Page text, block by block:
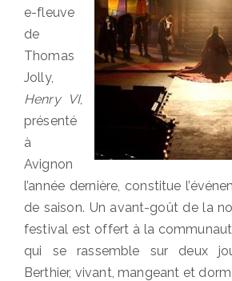
e-fleuve
de
Thomas
Jolly,
Henry VI,
présenté
à
Avignon
l’année dernière, constitue
de saison. Un avant-goût de la
festival est offert à la
qui se rassemble sur deux
Berthier, vivant, mangeant et